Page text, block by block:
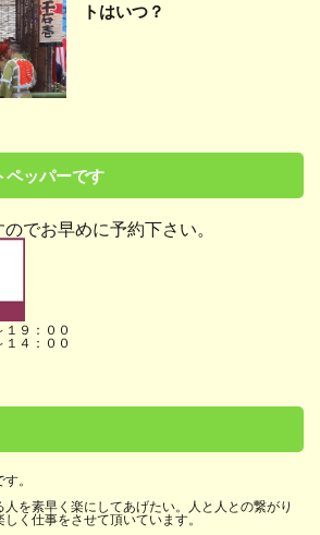
トはいつ？
ペッパーです
でお早めに予約下さい。
９：００
４：００
。
を素早く楽にしてあげたい。人と人との繋がり
く仕事をさせて頂いています。